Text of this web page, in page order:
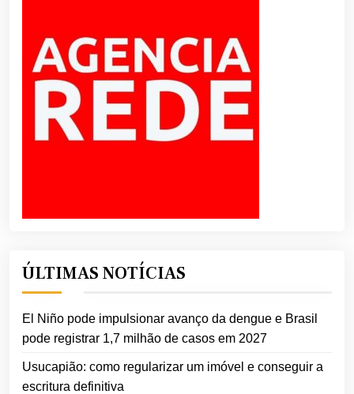
ÚLTIMAS NOTÍCIAS
El Niño pode impulsionar avanço da dengue e Brasil
pode registrar 1,7 milhão de casos em 2027
Usucapião: como regularizar um imóvel e conseguir a
escritura definitiva